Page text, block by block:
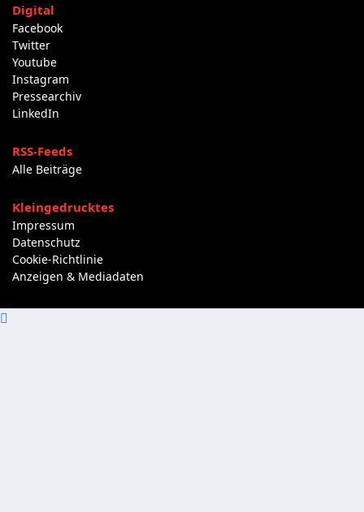
Digital
Facebook
Twitter
Youtube
Instagram
Pressearchiv
LinkedIn
RSS-Feeds
Alle Beiträge
Kleingedrucktes
Impressum
Datenschutz
Cookie-Richtlinie
Anzeigen & Mediadaten